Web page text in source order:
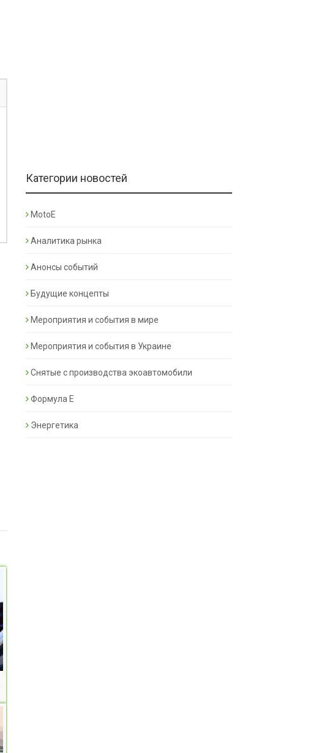
Категории новостей
MotoE
Аналитика рынка
Анонсы событий
Будущие концепты
Мероприятия и события в мире
Мероприятия и события в Украине
Снятые с производства экоавтомобили
Формула Е
Энергетика